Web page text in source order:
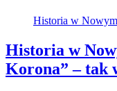
Historia w
Historia w
Korona” – tak